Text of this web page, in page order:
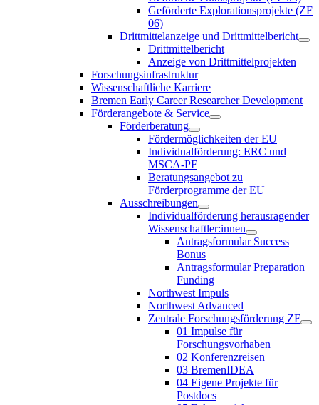
Geförderte Explorationsprojekte (ZF
06)
Drittmittelanzeige und Drittmittelbericht
Drittmittelbericht
Anzeige von Drittmittelprojekten
Forschungsinfrastruktur
Wissenschaftliche Karriere
Bremen Early Career Researcher Development
Förderangebote & Service
Förderberatung
Fördermöglichkeiten der EU
Individualförderung: ERC und
MSCA-PF
Beratungsangebot zu
Förderprogramme der EU
Ausschreibungen
Individualförderung herausragender
Wissenschaftler:innen
Antragsformular Success
Bonus
Antragsformular Preparation
Funding
Northwest Impuls
Northwest Advanced
Zentrale Forschungsförderung ZF
01 Impulse für
Forschungsvorhaben
02 Konferenzreisen
03 BremenIDEA
04 Eigene Projekte für
Postdocs